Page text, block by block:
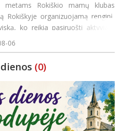
Rokiškio mamų klubas
Rokiškyje organizuojamą renginį,
ko reikia pasiruošti aktyviam
16.00–19.00 val. Rokiškio
06
(0)